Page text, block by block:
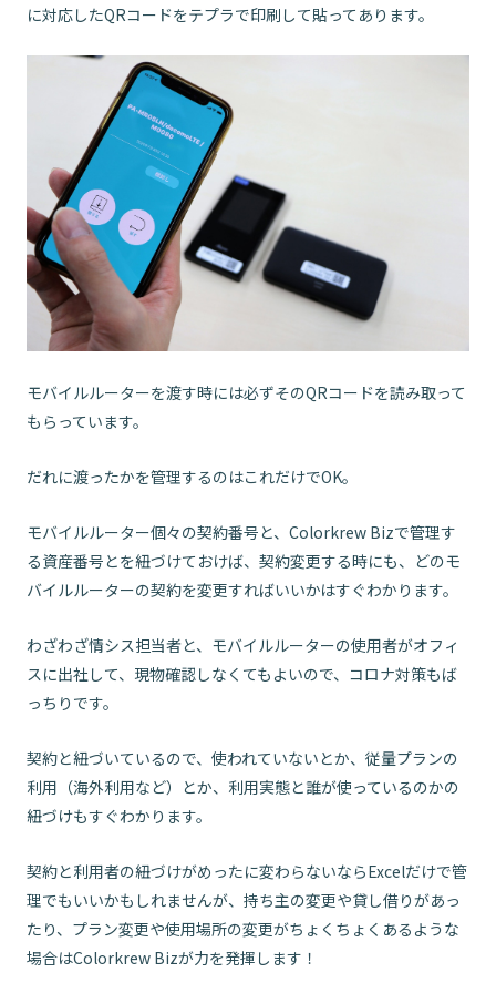
に対応したQRコードをテプラで印刷して貼ってあります。
モバイルルーターを渡す時には必ずそのQRコードを読み取って
もらっています。
だれに渡ったかを管理するのはこれだけでOK。
モバイルルーター個々の契約番号と、Colorkrew Bizで管理す
る資産番号とを紐づけておけば、契約変更する時にも、どのモ
バイルルーターの契約を変更すればいいかはすぐわかります。
わざわざ情シス担当者と、モバイルルーターの使用者がオフィ
スに出社して、現物確認しなくてもよいので、コロナ対策もば
っちりです。
契約と紐づいているので、使われていないとか、従量プランの
利用（海外利用など）とか、利用実態と誰が使っているのかの
紐づけもすぐわかります。
契約と利用者の紐づけがめったに変わらないならExcelだけで管
理でもいいかもしれませんが、持ち主の変更や貸し借りがあっ
たり、プラン変更や使用場所の変更がちょくちょくあるような
場合はColorkrew Bizが力を発揮します！